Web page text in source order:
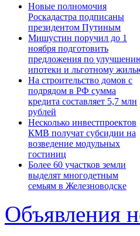
Новые полномочия
Роскадастра подписаны
президентом Путиным
Мишустин поручил до 1
ноября подготовить
предложения по
ипотеки и льготному
На строительство домов с
подрядом в РФ сумма
кредита составляет 5,7 млн
рублей
Несколько инвестпроектов
КМВ получат субсидии на
возведение модульных
гостиниц
Более 60 участков земли
выделят многодетным
семьям в Железноводске
Объявления